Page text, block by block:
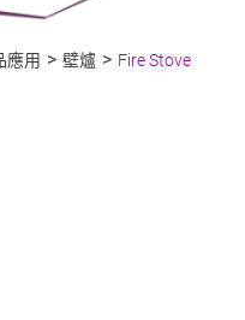
應用 壁爐 Fire Stove